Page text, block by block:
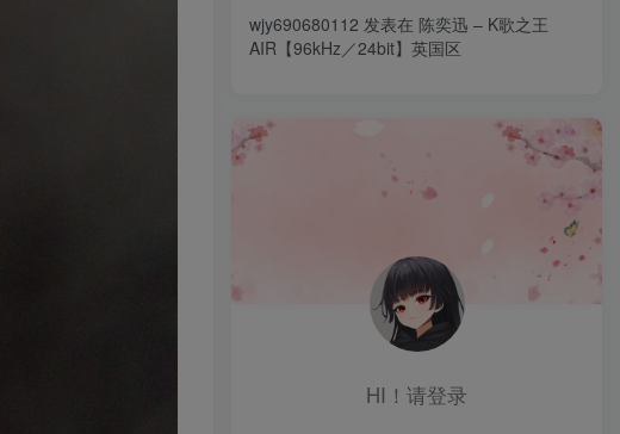
wjy690680112 发表在 陈奕迅 – K歌之王
AIR【96kHz／24bit】英国区
HI！请登录